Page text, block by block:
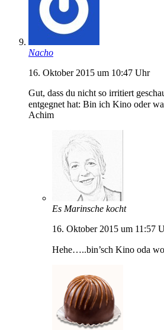
Nacho
16. Oktober 2015 um 10:47 Uhr
Gut, dass du nicht so irritiert
entgegnet hat: Bin ich Kino oder
Achim
Es Marinsche kocht
16. Oktober 2015 um 11:57
Hehe…..bin’sch Kino oda